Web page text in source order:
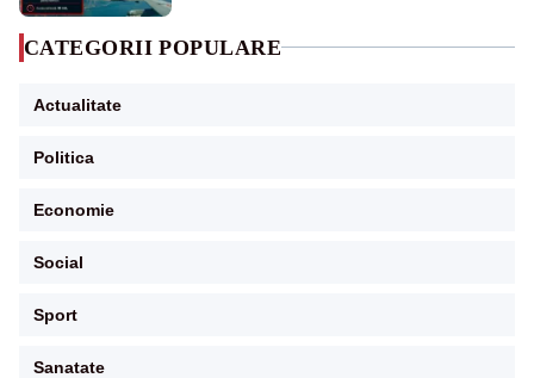
CATEGORII POPULARE
Actualitate
Politica
Economie
Social
Sport
Sanatate